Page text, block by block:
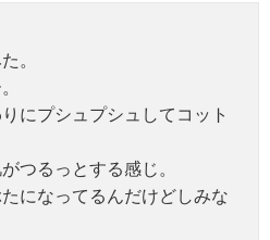
。
にプシュプシュしてコット
つるっとする感じ。
になってるんだけどしみな